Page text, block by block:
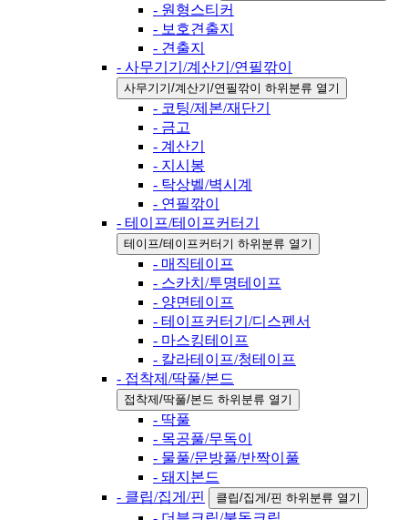
- 원형스티커
- 보호견출지
- 견출지
- 사무기기/계산기/연필깎이
사무기기/계산기/연필깎이 하위분류 열기
- 코팅/제본/재단기
- 금고
- 계산기
- 지시봉
- 탁상벨/벽시계
- 연필깎이
- 테이프/테이프커터기
테이프/테이프커터기 하위분류 열기
- 매직테이프
- 스카치/투명테이프
- 양면테이프
- 테이프커터기/디스펜서
- 마스킹테이프
- 칼라테이프/청테이프
- 접착제/딱풀/본드
접착제/딱풀/본드 하위분류 열기
- 딱풀
- 목공풀/무독이
- 물풀/문방풀/반짝이풀
- 돼지본드
- 클립/집게/핀
클립/집게/핀 하위분류 열기